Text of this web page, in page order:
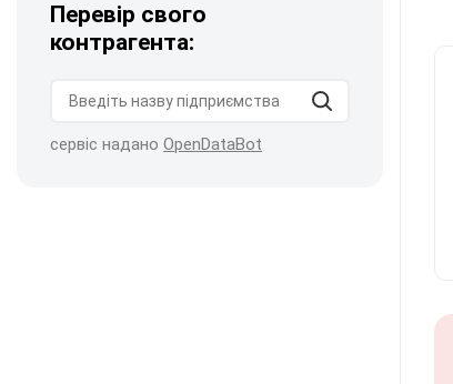
Перевір свого
контрагента:
сервіс надано OpenDataBot